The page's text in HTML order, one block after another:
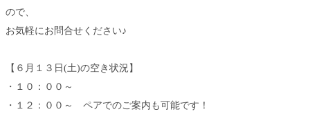
ので、
お気軽にお問合せください♪
【６月１３日(土)の空き状況】
・１０：００～
・１２：００～ ペアでのご案内も可能です！